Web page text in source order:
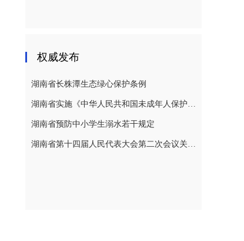
权威发布
湖南省长株潭生态绿心保护条例
湖南省实施《中华人民共和国未成年人保护法》若干规定
湖南省预防中小学生溺水若干规定
湖南省第十四届人民代表大会第二次会议关于湖南省人民代表大会常务委员会工作报告的决议